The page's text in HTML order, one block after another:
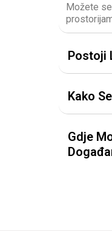
Možete
Postoji
Kako
Gdje